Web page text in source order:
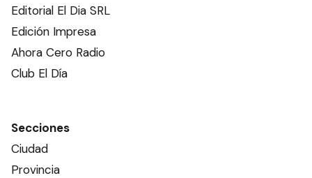
Editorial El Dia SRL
Edición Impresa
Ahora Cero Radio
Club El Día
Secciones
Ciudad
Provincia